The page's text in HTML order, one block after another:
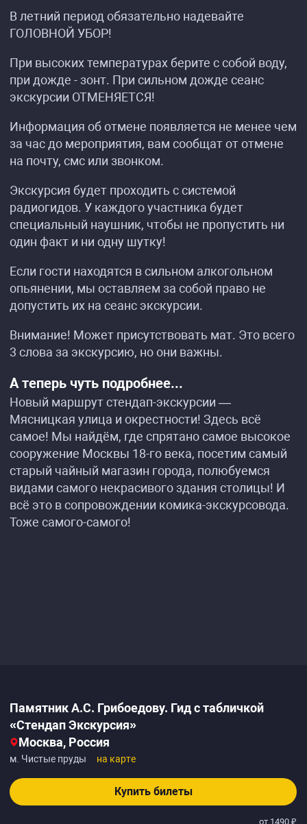
В летний период обязательно надевайте
ГОЛОВНОЙ УБОР!
При высоких температурах берите с собой воду,
при дожде - зонт. При сильном дожде сеанс
экскурсии ОТМЕНЯЕТСЯ!
Информация об отмене появляется не менее чем
за час до мероприятия, вам сообщат от отмене
на почту, смс или звонком.
Экскурсия будет проходить с системой
радиогидов. У каждого участника будет
специальный наушник, чтобы не пропустить ни
один факт и ни одну шутку!
Если гости находятся в сильном алкогольном
опьянении, мы оставляем за собой право не
допустить их на сеанс экскурсии.
Внимание! Может присутствовать мат. Это всего
3 слова за экскурсию, но они важны.
А теперь чуть подробнее...
Новый маршрут стендап-экскурсии —
Мясницкая улица и окрестности! Здесь всё
самое! Мы найдём, где спрятано самое высокое
сооружение Москвы 18-го века, посетим самый
старый чайный магазин города, полюбуемся
видами самого некрасивого здания столицы! И
всё это в сопровождении комика-экскурсовода.
Тоже самого-самого!
Памятник А.С. Грибоедову. Гид с табличкой
«Стендап Экскурсия»
Москва, Россия
м. Чистые пруды на карте
Купить билеты
от 1490 ₽